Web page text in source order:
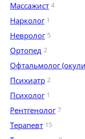
Массажист 4
Нарколог 1
Невролог 5
Ортопед 2
Офтальмолог
Психиатр 2
Психолог 1
Рентгенолог 7
Терапевт 15